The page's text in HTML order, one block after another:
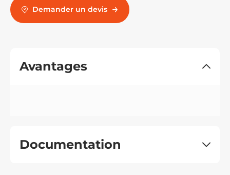
Demander un devis
Avantages
Documentation